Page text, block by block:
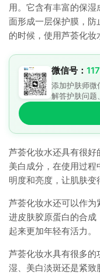
用。它含有丰富的保
面形成一层保护膜，
的时候，使用芦荟化妆
微信号：
添加护肤师微
解答护肤问题
芦荟化妆水还具有很好
美白成分，在使用过
明度和亮度，让肌肤变
芦荟化妆水还可以作为
进皮肤胶原蛋白的合成
起来更加年轻有活力。
芦荟化妆水具有很多的
湿、美白淡斑还是紧致